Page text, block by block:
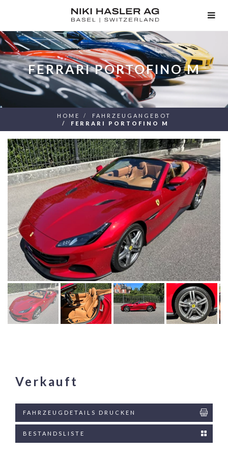
FERRARI PORTOFINO M
HOME
FAHRZEUGANGEBOT
FERRARI PORTOFINO M
Verkauft
FAHRZEUGDETAILS DRUCKEN
BESTANDSLISTE